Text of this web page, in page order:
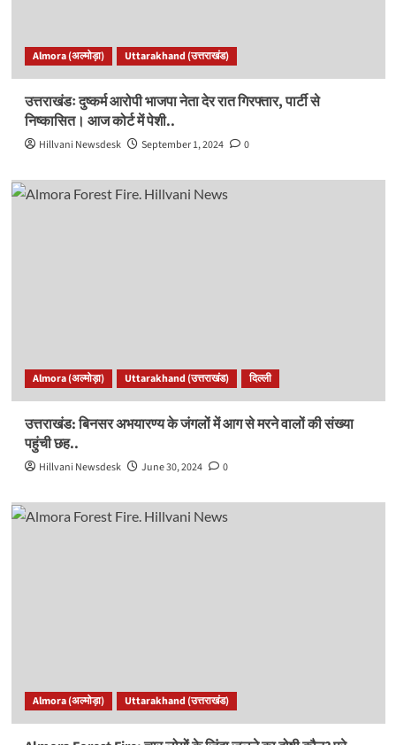
Almora (अल्मोड़ा) Uttarakhand (उत्तराखंड)
उत्तराखंडः दुष्कर्म आरोपी भाजपा नेता देर रात गिरफ्तार, पार्टी से
निष्कासित। आज कोर्ट में पेशी..
Hillvani Newsdesk September 1, 2024 0
Almora (अल्मोड़ा) Uttarakhand (उत्तराखंड) दिल्ली
उत्तराखंड: बिनसर अभयारण्य के जंगलों में आग से मरने वालों की संख्या
पहुंची छह..
Hillvani Newsdesk June 30, 2024 0
Almora (अल्मोड़ा) Uttarakhand (उत्तराखंड)